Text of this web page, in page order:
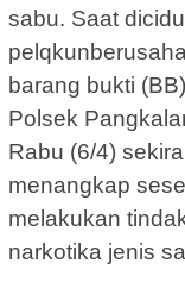
sabu. Saat
barang bukti
Polsek
Rabu (6/4)
menangkap
melakukan
narkotika jenis